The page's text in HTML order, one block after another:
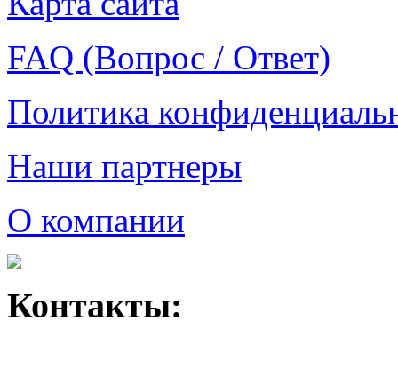
FAQ (Вопрос / Ответ)
Политика
Наши партнеры
О компании
Контакты: